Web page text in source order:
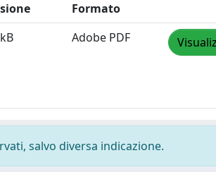
Formato
Adobe PDF
salvo diversa indicazione.